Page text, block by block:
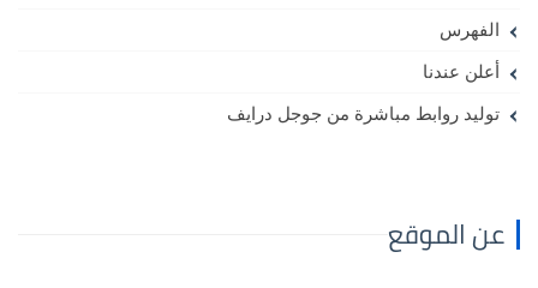
الفهرس
أعلن عندنا
توليد روابط مباشرة من جوجل درايف
عن الموقع